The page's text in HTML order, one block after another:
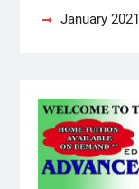
January 2021